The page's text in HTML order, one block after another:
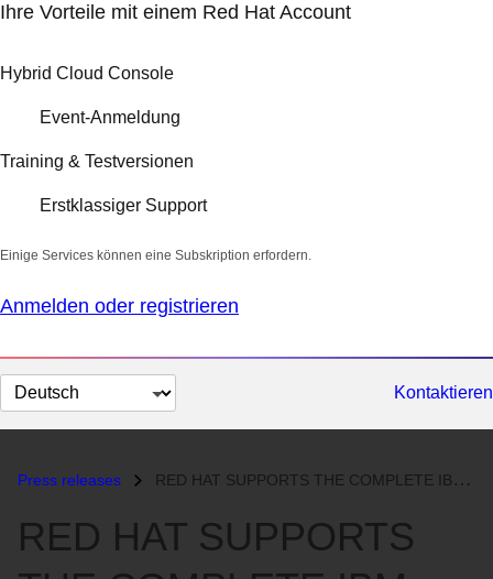
Ihre Vorteile mit einem Red Hat Account
Hybrid Cloud Console
Event-Anmeldung
Training & Testversionen
Erstklassiger Support
Einige Services können eine Subskription erfordern.
Anmelden oder registrieren
Sprache
auswählen
Kontaktieren
Press releases RED HAT SUPPORTS THE COMPLETE IBM eSERVER LINE FOR THE NEXT PHASE OF E...
RED HAT SUPPORTS